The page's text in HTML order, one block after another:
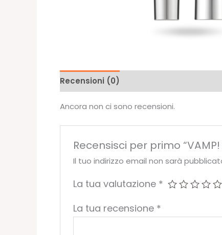
Recensioni (0)
Ancora non ci sono recensioni.
Recensisci per primo
Il tuo indirizzo email non sarà
La tua valutazione *
La tua recensione *